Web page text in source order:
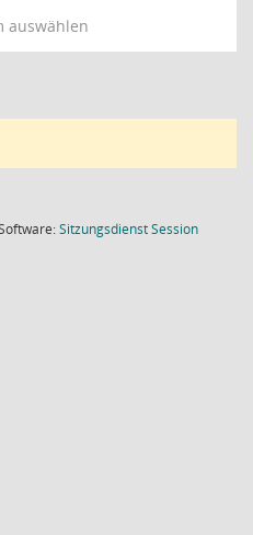
auswählen
SitzungsdienstSession(Wird in